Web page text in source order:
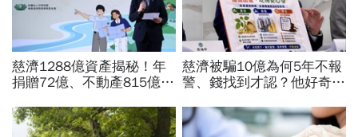
慈濟1288億資產揭秘！年
捐贈72億、不動產815億…
採購經過，他拆解信件批越
描越黑
慈濟被騙10億為何5年不報
警、錢找到才認？他好奇：
「擋疫苗」黑鍋只求1件事